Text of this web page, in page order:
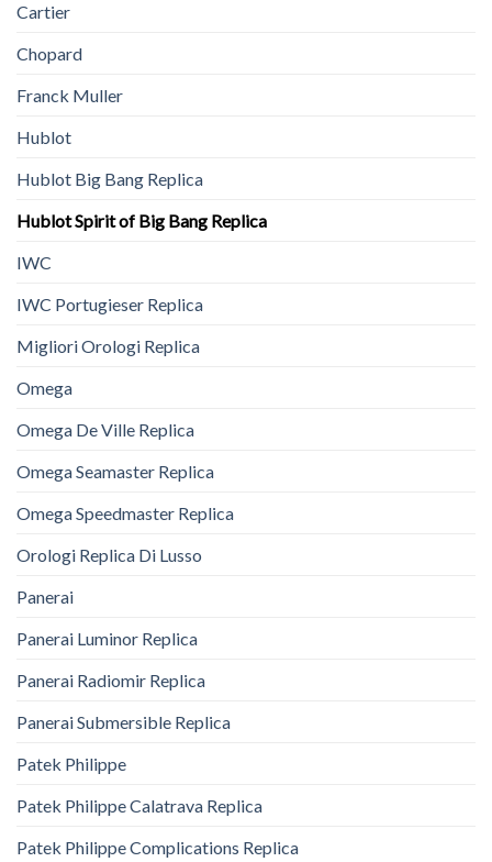
Cartier
Chopard
Franck Muller
Hublot
Hublot Big Bang Replica
Hublot Spirit of Big Bang Replica
IWC
IWC Portugieser Replica
Migliori Orologi Replica
Omega
Omega De Ville Replica
Omega Seamaster Replica
Omega Speedmaster Replica
Orologi Replica Di Lusso
Panerai
Panerai Luminor Replica
Panerai Radiomir Replica
Panerai Submersible Replica
Patek Philippe
Patek Philippe Calatrava Replica
Patek Philippe Complications Replica